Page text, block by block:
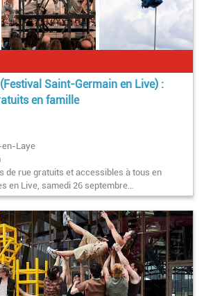
Saint-Germain en Live) :
en famille
en-Laye
de rue gratuits et accessibles à tous en
en Live, samedi 26 septembre…